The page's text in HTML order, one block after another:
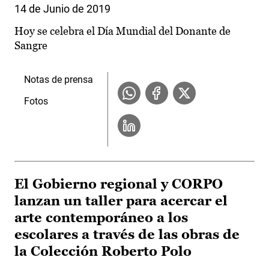
14 de Junio de 2019
Hoy se celebra el Día Mundial del Donante de
Sangre
Notas de prensa
Fotos
El Gobierno regional y CORPO
lanzan un taller para acercar el
arte contemporáneo a los
escolares a través de las obras de
la Colección Roberto Polo